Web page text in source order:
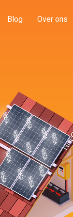
Blog Over ons